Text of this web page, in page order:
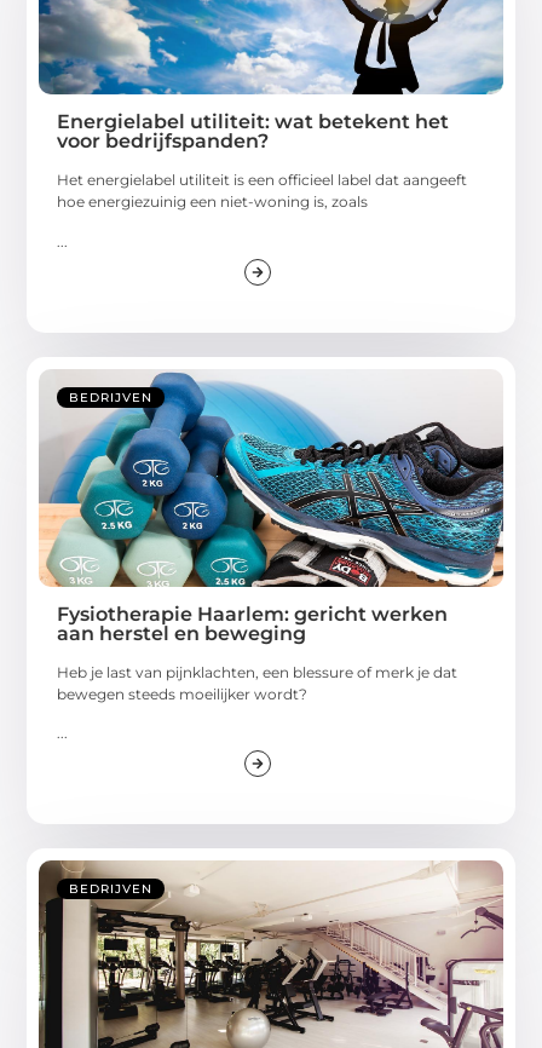
Energielabel utiliteit: wat betekent het
voor bedrijfspanden?
Het energielabel utiliteit is een officieel label dat aangeeft
hoe energiezuinig een niet-woning is, zoals
BEDRIJVEN
Fysiotherapie Haarlem: gericht werken
aan herstel en beweging
Heb je last van pijnklachten, een blessure of merk je dat
bewegen steeds moeilijker wordt?
...
BEDRIJVEN